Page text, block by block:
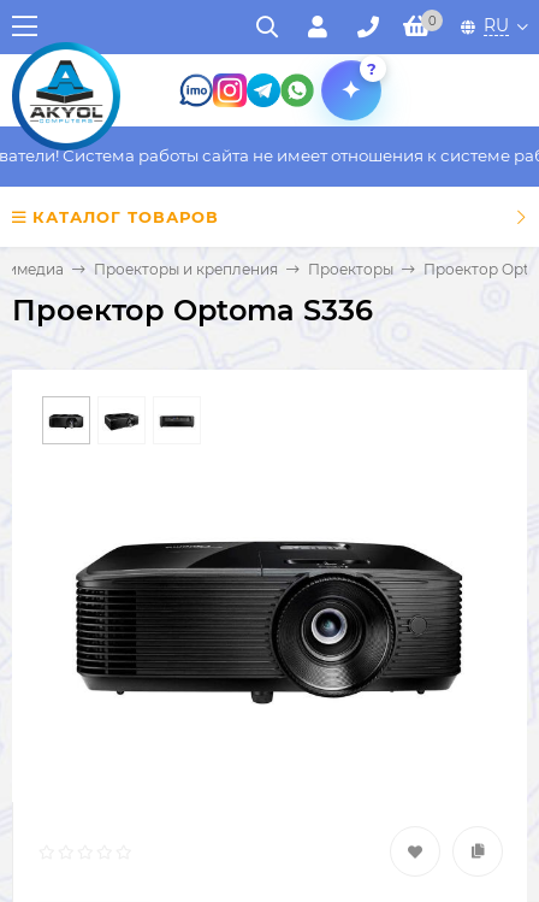
0 RU
?
Система работы сайта не имеет отношения к системе
КАТАЛОГ ТОВАРОВ
Проекторы и крепления Проекторы Проектор
Проектор Optoma S336